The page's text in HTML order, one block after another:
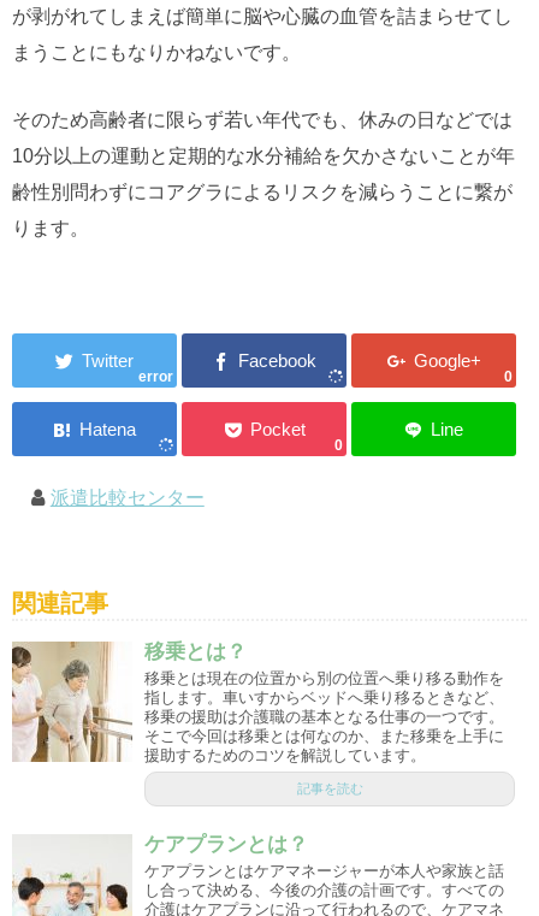
が剥がれてしまえば簡単に脳や心臓の血管を詰まらせてし
まうことにもなりかねないです。
そのため高齢者に限らず若い年代でも、休みの日などでは
10分以上の運動と定期的な水分補給を欠かさないことが年
齢性別問わずにコアグラによるリスクを減らうことに繋が
ります。
error 0
0
派遣比較センター
関連記事
移乗とは？
移乗とは現在の位置から別の位置へ乗り移る動作を
指します。車いすからベッドへ乗り移るときなど、
移乗の援助は介護職の基本となる仕事の一つです。
そこで今回は移乗とは何なのか、また移乗を上手に
援助するためのコツを解説しています。
記事を読む
ケアプランとは？
ケアプランとはケアマネージャーが本人や家族と話
し合って決める、今後の介護の計画です。すべての
介護はケアプランに沿って行われるので、ケアマネ